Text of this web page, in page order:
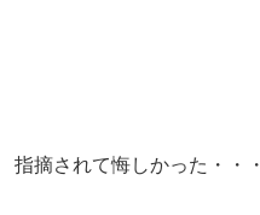
指摘されて悔しかった・・・